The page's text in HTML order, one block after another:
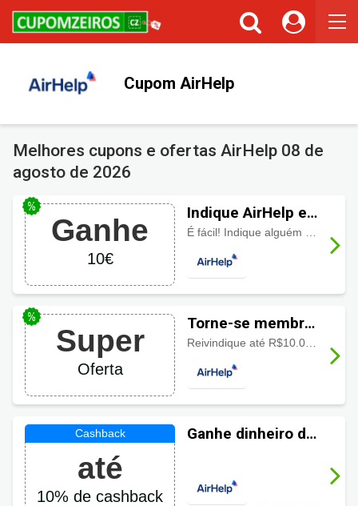
Cupons ou Cashback
Você gostaria de ser avisado sempre que tivermos cupons ou
Não permitir
Cupom AirHelp
Melhores cupons e ofertas AirHelp 08 de
agosto de 2026
Ganhe
10€
Indique AirHelp e
Ganhe 10€
Super
Oferta
Torne-se membro
AirHelp para pedir
indenização com
facilidade
até
10% de cashback
Ganhe dinheiro de